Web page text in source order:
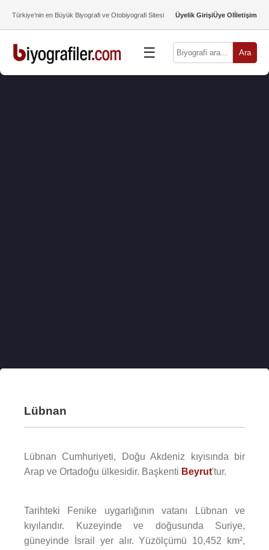
Türkiye’nin en Büyük Biyografi ve Otobiyografi Sitesi Üyelik GirişiÜye Olİletişim
☰ Ara
Lübnan
Lübnan Cumhuriyeti, Doğu Akdeniz kıyısında bir
Arap ve Ortadoğu ülkesidir. Başkenti Beyrut'tur.
Tarihteki Fenike uygarlığının vatanı Lübnan ve
kıyılarıdır. Kuzeyinde ve doğusunda Suriye,
güneyinde İsrail yer alır. Yüzölçümü 10,452 km²,